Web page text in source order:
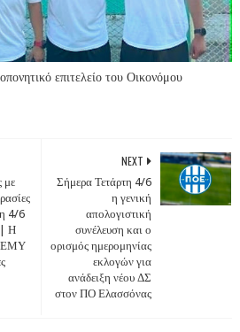
επιτελείο του Οικονόμου
NEXT
Σήμερα Τετάρτη 4/6
η γενική
απολογιστική
συνέλευση και ο
ορισμός ημερομηνίας
εκλογών για
ανάδειξη νέου ΔΣ
στον ΠΟ Ελασσόνας
με
4/6
| Η
ΕΜΥ